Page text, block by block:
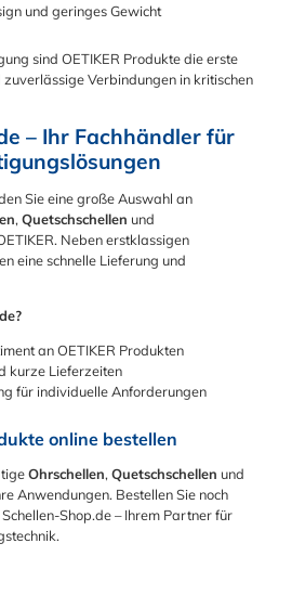
und geringes Gewicht
sind OETIKER Produkte die erste
Verbindungen in kritischen
– Ihr Fachhändler für
Sie eine große Auswahl an
, Quetschschellen und
Neben erstklassigen
eine schnelle Lieferung und
an OETIKER Produkten
kurze Lieferzeiten
für individuelle Anforderungen
online bestellen
Ohrschellen, Quetschschellen und
Anwendungen. Bestellen Sie noch
Shop.de – Ihrem Partner für